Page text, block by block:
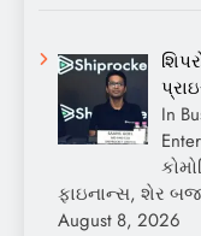
In
ફાઇનાન્સ, શેર
August 8, 2026